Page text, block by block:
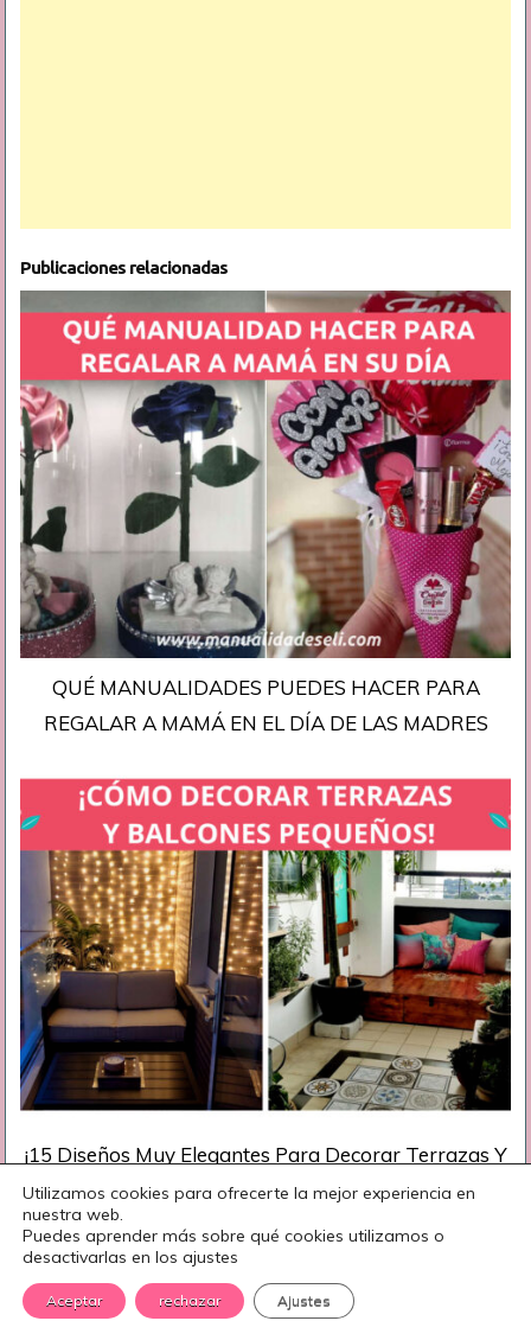
Publicaciones relacionadas
QUÉ MANUALIDADES PUEDES HACER PARA
REGALAR A MAMÁ EN EL DÍA DE LAS MADRES
¡15 Diseños Muy Elegantes Para Decorar Terrazas Y
Balcones Pequeños!
Utilizamos cookies para ofrecerte la mejor experiencia en
nuestra web.
Puedes aprender más sobre qué cookies utilizamos o
desactivarlas en los ajustes
Aceptar rechazar Ajustes